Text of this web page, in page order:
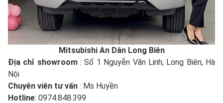
Mitsubishi An Dân Long Biên
Địa chỉ showroom: Số 1 Nguyễn Văn Linh, Long Biên, Hà
Nội
Chuyên viên tư vấn : Ms Huyền
Hotline: 0974.848.399